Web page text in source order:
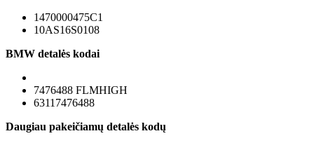
1470000475C1
10AS16S0108
BMW detalės kodai
7476488 FLMHIGH
63117476488
Daugiau pakeičiamų detalės kodų